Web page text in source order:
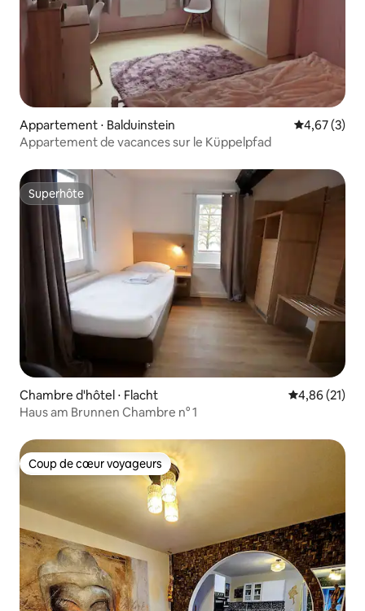
Appartement ⋅ Balduinstein Évaluation
4,67 (3)
Appartement de vacances sur le Küppelpfad
Superhôte
Superhôte
Chambre d'hôtel ⋅ Flacht Évaluation
4,86 (21)
Haus am Brunnen Chambre n° 1
Coup de cœur voyageurs
Coup de cœur voyageurs